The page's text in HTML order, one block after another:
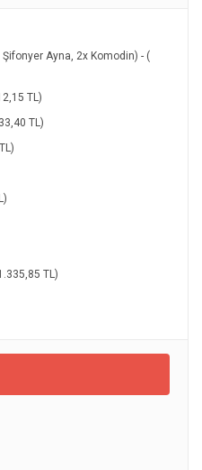
Şifonyer Ayna, 2x Komodin) - (
TL)
TL)
TL)